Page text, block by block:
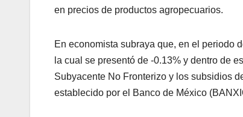
en precios de productos agropecuarios.
En economista subraya que, en el periodo
la cual se presentó de -0.13% y dentro de
Subyacente No Fronterizo y los subsidios
establecido por el Banco de México